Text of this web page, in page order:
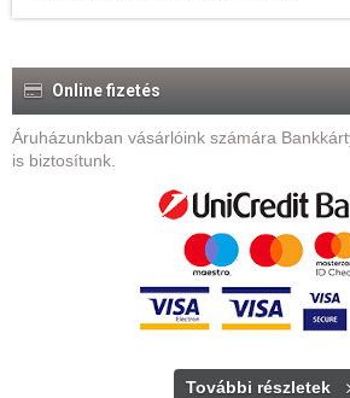
Online fizetés
Áruházunkban vásárlóink számára
is biztosítunk.
További részletek